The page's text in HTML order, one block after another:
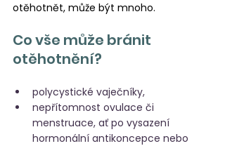
otěhotnět, může být mnoho.
Co vše může bránit
otěhotnění?
polycystické vaječníky,
nepřítomnost ovulace či
menstruace, ať po vysazení
hormonální antikoncepce nebo